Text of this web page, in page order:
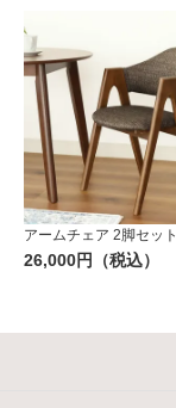
アームチェア 2脚セッ
26,000円（税込）